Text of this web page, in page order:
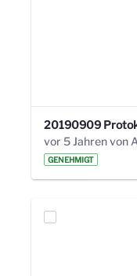
GENEHMIGT